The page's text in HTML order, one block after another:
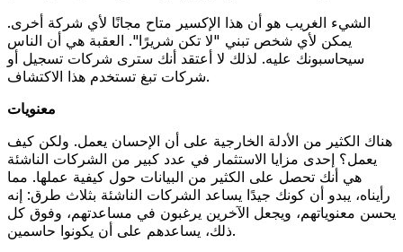
الشيء الغريب هو أن هذا الإكسير متاح مجانًا لأي شركة أخرى.
يمكن لأي شخص تبني "لا تكن شريرًا". العقبة هي أن الناس
سيحاسبونك عليه. لذلك لا أعتقد أنك سترى شركات تسجيل أو
شركات تبغ تستخدم هذا الاكتشاف.
معنويات
هناك الكثير من الأدلة الخارجية على أن الإحسان يعمل. ولكن كيف
يعمل؟ إحدى مزايا الاستثمار في عدد كبير من الشركات الناشئة
هي أنك تحصل على الكثير من البيانات حول كيفية عملها. مما
رأيناه، يبدو أن كونك جيدًا يساعد الشركات الناشئة بثلاث طرق: إنه
يحسن معنوياتهم، ويجعل الآخرين يرغبون في مساعدتهم، وفوق كل
ذلك، يساعدهم على أن يكونوا حاسمين.